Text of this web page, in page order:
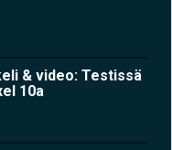
& video: Testissä
10a